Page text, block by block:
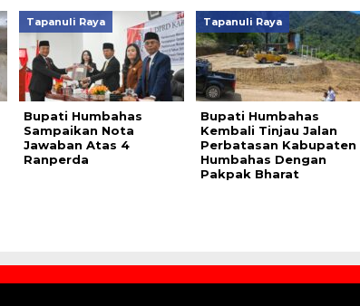
Tapanuli Raya
Bupati Humbahas
Sampaikan Nota
Jawaban Atas 4
Ranperda
Tapanuli Raya
Bupati Humbahas
Kembali Tinjau Jalan
Perbatasan Kabupaten
Humbahas Dengan
Pakpak Bharat